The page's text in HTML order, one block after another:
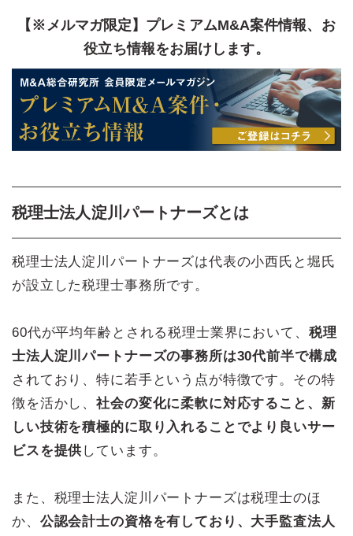
【※メルマガ限定】プレミアムM&A案件情報、お
役立ち情報をお届けします。
税理士法人淀川パートナーズとは
税理士法人淀川パートナーズは代表の小西氏と堀氏
が設立した税理士事務所です。
60代が平均年齢とされる税理士業界において、 税理
士法人淀川パートナーズの事務所は30代前半で構成
されており、特に若手という点が特徴です。その特
徴を活かし、社会の変化に柔軟に対応すること、新
しい技術を積極的に取り入れることでより良いサー
ビスを提供 しています。
また、税理士法人淀川パートナーズは税理士のほ
か、 公認会計士の資格を有しており、大手監査法人